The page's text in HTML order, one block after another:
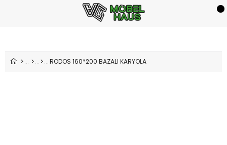
RODOS 160*200 BAZALI KARYOLA